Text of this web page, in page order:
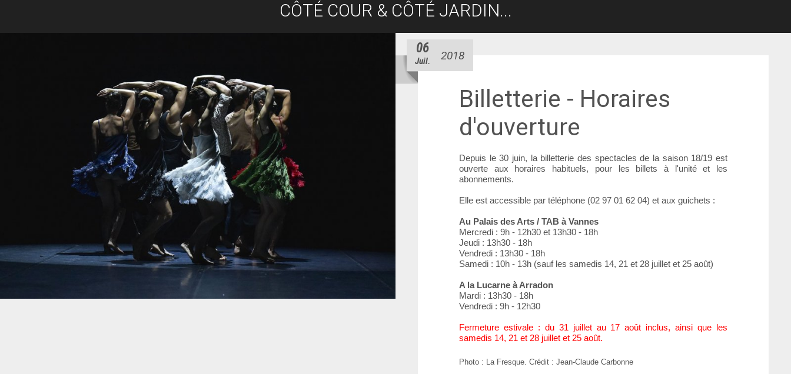
CÔTÉ COUR & CÔTÉ JARDIN...
06
Juil. 2018
Billetterie - Horaires
d'ouverture
Depuis le 30 juin, la billetterie des spectacles de la saison 18/19 est
ouverte aux horaires habituels, pour les billets à l'unité et les
abonnements.
Elle est accessible par téléphone (02 97 01 62 04) et aux guichets :
Au Palais des Arts / TAB à Vannes
Mercredi : 9h - 12h30 et 13h30 - 18h
Jeudi : 13h30 - 18h
Vendredi : 13h30 - 18h
Samedi : 10h - 13h (sauf les samedis 14, 21 et 28 juillet et 25 août)
A la Lucarne à Arradon
Mardi : 13h30 - 18h
Vendredi : 9h - 12h30
Fermeture estivale : du 31 juillet au 17 août inclus, ainsi que les
samedis 14, 21 et 28 juillet et 25 août.
Photo : La Fresque. Crédit : Jean-Claude Carbonne